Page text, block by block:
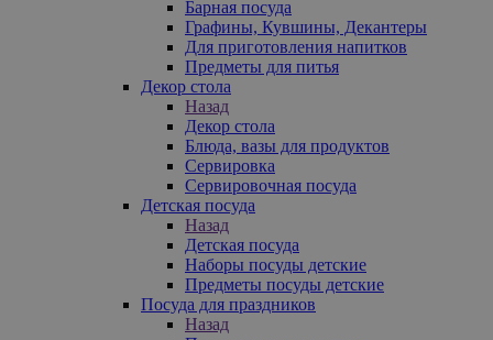
Барная посуда
Графины, Кувшины, Декантеры
Для приготовления напитков
Предметы для питья
Декор стола
Назад
Декор стола
Блюда, вазы для продуктов
Сервировка
Сервировочная посуда
Детская посуда
Назад
Детская посуда
Наборы посуды детские
Предметы посуды детские
Посуда для праздников
Назад